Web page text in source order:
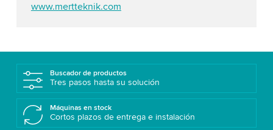
www.mertteknik.com
Buscador de productos
Tres pasos hasta su solución
Máquinas en stock
Cortos plazos de entrega e instalación